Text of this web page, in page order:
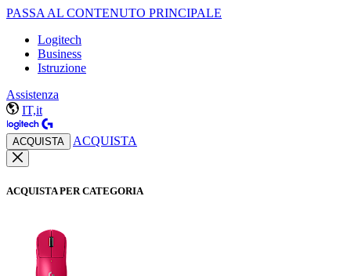
PASSA AL CONTENUTO PRINCIPALE
Logitech
Business
Istruzione
Assistenza
IT,it
ACQUISTA ACQUISTA
ACQUISTA PER CATEGORIA